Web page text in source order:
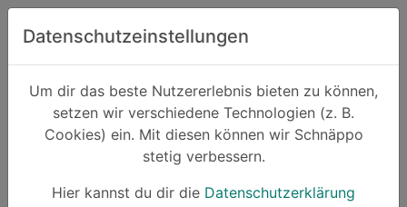
Zum Hauptinhalt springen
Datenschutzeinstellungen
Um dir das beste Nutzererlebnis bieten zu können,
setzen wir verschiedene Technologien (z. B.
Cookies) ein. Mit diesen können wir Schnäppo
stetig verbessern.
Hier kannst du dir die Datenschutzerklärung
Suchen
Schnäppchen Mode
Cashback